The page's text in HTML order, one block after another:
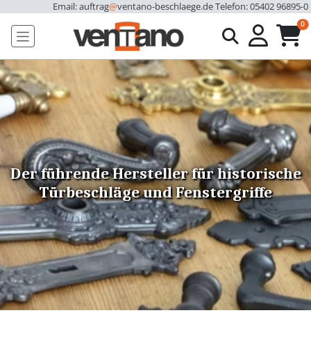
Email: auftrag@ventano-beschlaege.deTelefon: 05402 96895-0
0
Der führende Hersteller für historische
Türbeschläge und Fenstergriffe